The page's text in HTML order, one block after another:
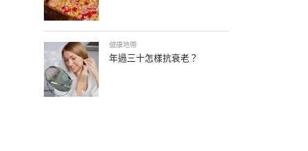
健康地帶
年過三十怎樣抗衰老？